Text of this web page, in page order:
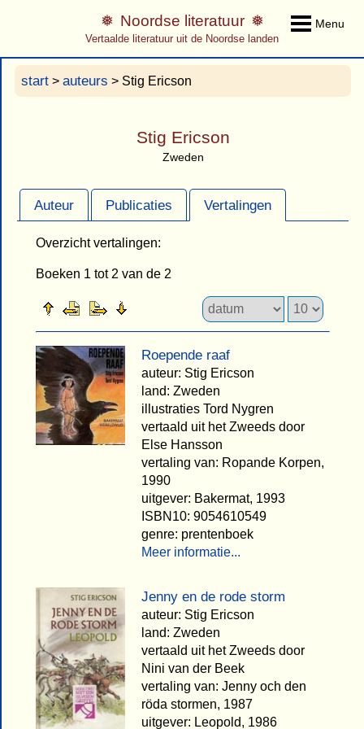
Menu
Noordse literatuur
Vertaalde literatuur uit de Noordse landen
start > auteurs > Stig Ericson
Stig Ericson
Zweden
Auteur Publicaties Vertalingen
Overzicht vertalingen:
Boeken 1 tot 2 van de 2
Roepende raaf
auteur: Stig Ericson
land: Zweden
illustraties Tord Nygren
vertaald uit het Zweeds door
Else Hansson
vertaling van: Ropande Korpen,
1990
uitgever: Bakermat, 1993
ISBN10: 9054610549
genre: prentenboek
Meer informatie...
Jenny en de rode storm
auteur: Stig Ericson
land: Zweden
vertaald uit het Zweeds door
Nini van der Beek
vertaling van: Jenny och den
röda stormen, 1987
uitgever: Leopold, 1986